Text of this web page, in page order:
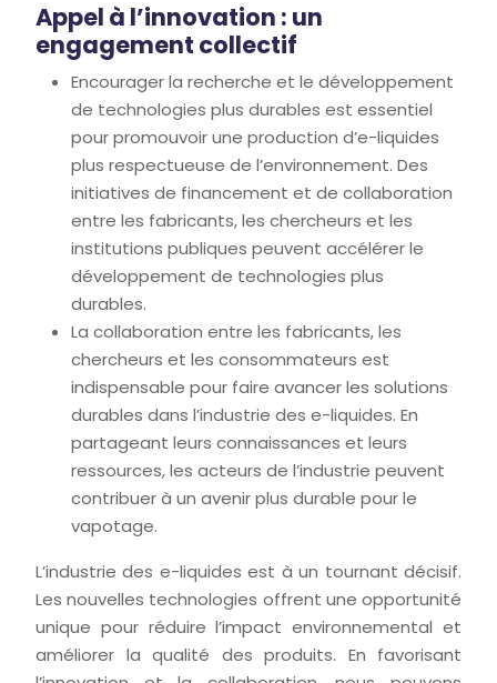
Appel à l’innovation : un
engagement collectif
Encourager la recherche et le développement
de technologies plus durables est essentiel
pour promouvoir une production d’e-liquides
plus respectueuse de l’environnement. Des
initiatives de financement et de collaboration
entre les fabricants, les chercheurs et les
institutions publiques peuvent accélérer le
développement de technologies plus
durables.
La collaboration entre les fabricants, les
chercheurs et les consommateurs est
indispensable pour faire avancer les solutions
durables dans l’industrie des e-liquides. En
partageant leurs connaissances et leurs
ressources, les acteurs de l’industrie peuvent
contribuer à un avenir plus durable pour le
vapotage.
L’industrie des e-liquides est à un tournant décisif.
Les nouvelles technologies offrent une opportunité
unique pour réduire l’impact environnemental et
améliorer la qualité des produits. En favorisant